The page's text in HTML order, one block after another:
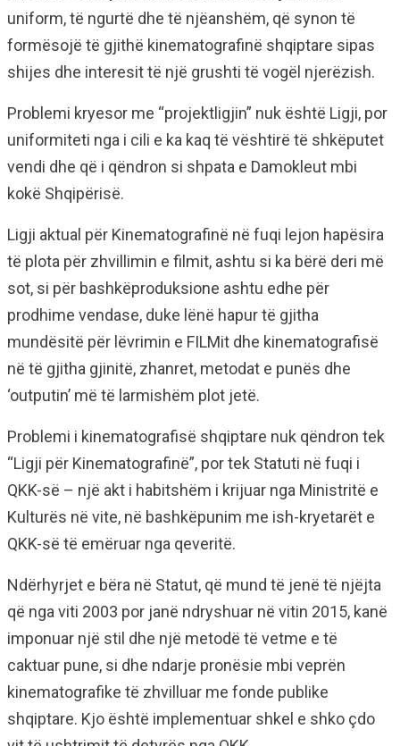
uniform, të ngurtë dhe të njëanshëm, që synon të
formësojë të gjithë kinematografinë shqiptare sipas
shijes dhe interesit të një grushti të vogël njerëzish.
Problemi kryesor me “projektligjin” nuk është Ligji, por
uniformiteti nga i cili e ka kaq të vështirë të shkëputet
vendi dhe që i qëndron si shpata e Damokleut mbi
kokë Shqipërisë.
Ligji aktual për Kinematografinë në fuqi lejon hapësira
të plota për zhvillimin e filmit, ashtu si ka bërë deri më
sot, si për bashkëproduksione ashtu edhe për
prodhime vendase, duke lënë hapur të gjitha
mundësitë për lëvrimin e FILMit dhe kinematografisë
në të gjitha gjinitë, zhanret, metodat e punës dhe
‘outputin’ më të larmishëm plot jetë.
Problemi i kinematografisë shqiptare nuk qëndron tek
“Ligji për Kinematografinë”, por tek Statuti në fuqi i
QKK-së – një akt i habitshëm i krijuar nga Ministritë e
Kulturës në vite, në bashkëpunim me ish-kryetarët e
QKK-së të emëruar nga qeveritë.
Ndërhyrjet e bëra në Statut, që mund të jenë të njëjta
që nga viti 2003 por janë ndryshuar në vitin 2015, kanë
imponuar një stil dhe një metodë të vetme e të
caktuar pune, si dhe ndarje pronësie mbi veprën
kinematografike të zhvilluar me fonde publike
shqiptare. Kjo është implementuar shkel e shko çdo